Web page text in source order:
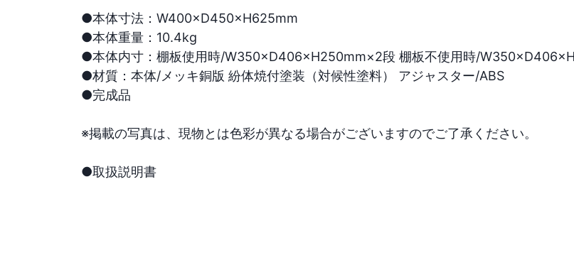
●本体寸法：W400×D450×H625mm
●本体重量：10.4kg
●本体内寸：棚板使用時/W350×D406×H250mm×2段 棚板不使用時/
●材質：本体/メッキ銅版 紛体焼付塗装（対候性塗料） アジャスター/ABS
●完成品
※掲載の写真は、現物とは色彩が異なる場合がございますのでご了承ください。
●取扱説明書